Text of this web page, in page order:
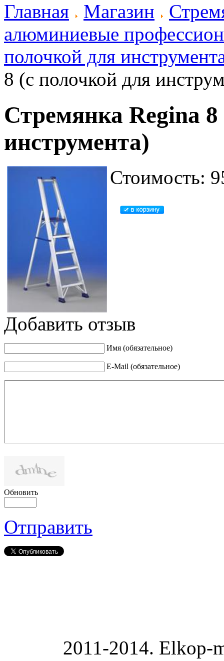
Главная Магазин
алюминиевые
полочкой для
8 (с полочкой для
Стремянка Regina
инструмента)
Стоимость:
Добавить отзыв
Имя (обязательное)
E-Mail (обязательное)
Обновить
Отправить
2011-2014. Elkop-